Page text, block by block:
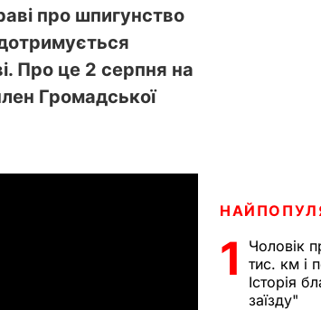
про шпигунство
Про це 2 серпня на
Громадської
1
Чоловік
тис. км і
Історія
заїзду"